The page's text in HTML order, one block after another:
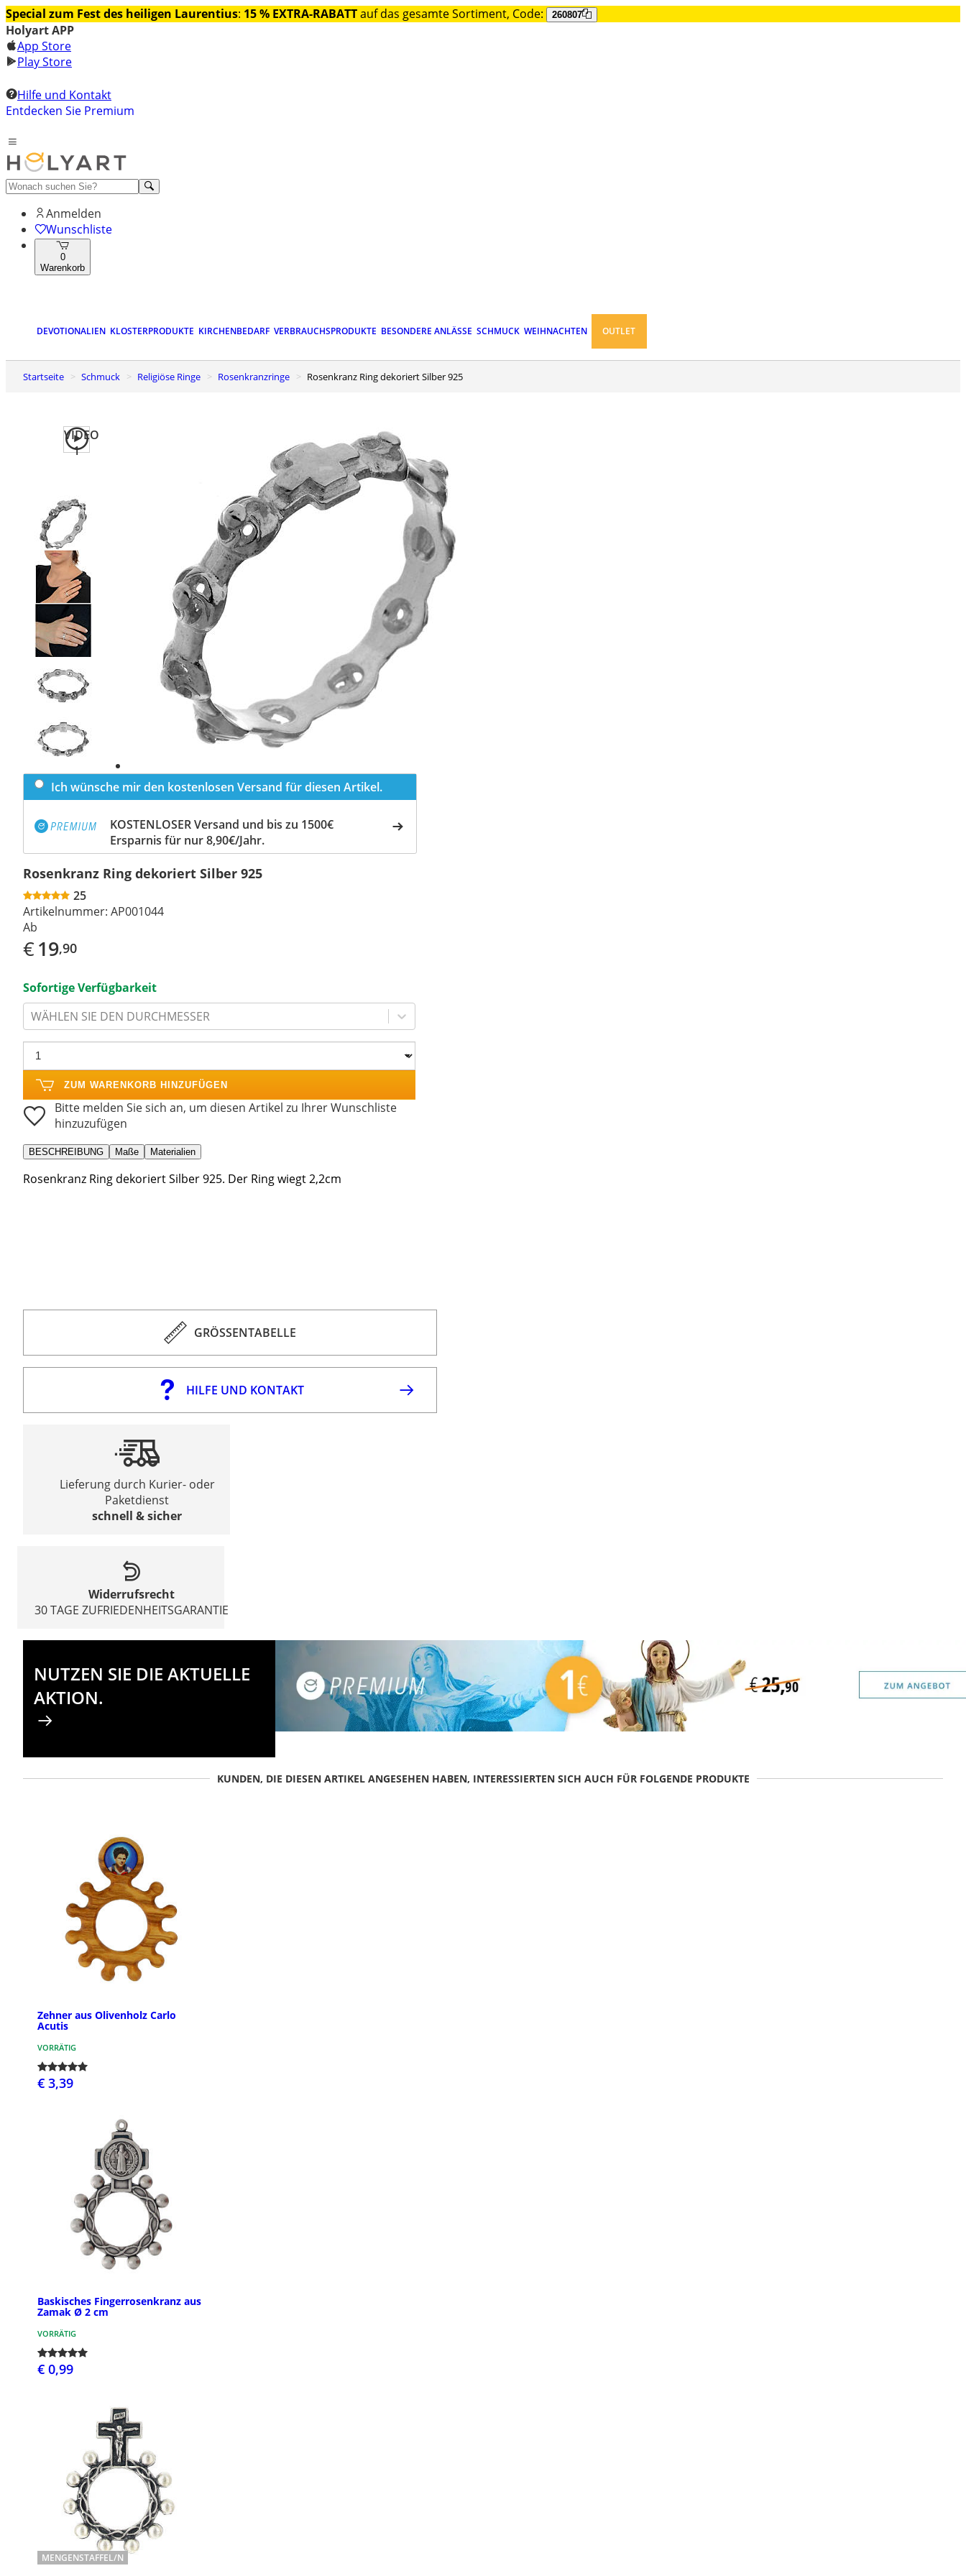
Special zum Fest des heiligen Laurentius: 15 % EXTRA-RABATTauf das gesamte Sortiment, Code: 260807
Holyart APP
App Store
Play Store
Hilfe und Kontakt
Entdecken Sie Premium
Anmelden
Wunschliste
0
Warenkorb
DEVOTIONALIEN KLOSTERPRODUKTE KIRCHENBEDARF VERBRAUCHSPRODUKTE BESONDERE ANLÄSSE SCHMUCK WEIHNACHTEN OUTLET
Startseite Schmuck Religiöse Ringe Rosenkranzringe Rosenkranz Ring dekoriert Silber 925
VIDEO
1
Previous
slide
slide
Ich wünsche mir den kostenlosen Versand für diesen Artikel.
KOSTENLOSER Versand und bis zu 1500€
Ersparnis für nur 8,90€/Jahr.
Rosenkranz Ring dekoriert Silber 925
25
Artikelnummer: AP001044
Ab
€19,90
Sofortige Verfügbarkeit
WÄHLEN SIE DEN DURCHMESSER
ZUM WARENKORB HINZUFÜGEN
Bitte melden Sie sich an, um diesen Artikel zu Ihrer Wunschliste
hinzuzufügen
BESCHREIBUNG Maße Materialien
Rosenkranz Ring dekoriert Silber 925. Der Ring wiegt 2,2cm
GRÖSSENTABELLE
HILFE UND KONTAKT
Lieferung durch Kurier- oder
Paketdienst
schnell & sicher
Widerrufsrecht
30 TAGE ZUFRIEDENHEITSGARANTIE
NUTZEN SIE DIE AKTUELLE
AKTION.
KUNDEN, DIE DIESEN ARTIKEL ANGESEHEN HABEN, INTERESSIERTEN SICH AUCH FÜR FOLGENDE PRODUKTE
Zehner aus Olivenholz Carlo
Acutis
VORRÄTIG
€ 3,39
Baskisches Fingerrosenkranz aus
Zamak Ø 2 cm
VORRÄTIG
€ 0,99
MENGENSTAFFEL/N